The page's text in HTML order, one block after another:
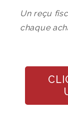
Un reçu
chaque